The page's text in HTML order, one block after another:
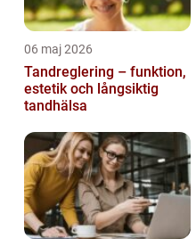
06 maj 2026
Tandreglering – funktion,
estetik och långsiktig
tandhälsa